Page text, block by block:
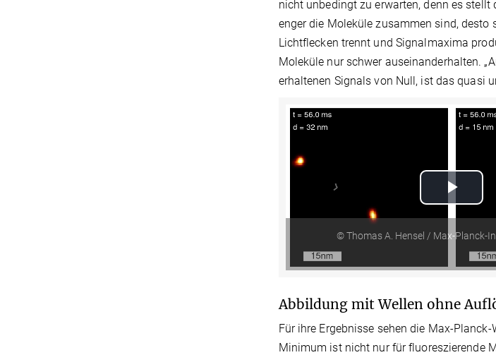
nicht unbedingt zu erwarten, denn es
enger die Moleküle zusammen sind,
Lichtflecken trennt und Signalmaxima
Moleküle nur schwer auseinanderhalten.
erhaltenen Signals von Null, ist das quasi
Play
© Thomas A. Hensel / Max-Planck-
Abbildung mit Wellen ohne
Für ihre Ergebnisse sehen die Max-
Minimum ist nicht nur für fluoreszierende